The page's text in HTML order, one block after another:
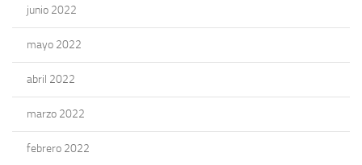
junio 2022
mayo 2022
abril 2022
marzo 2022
febrero 2022